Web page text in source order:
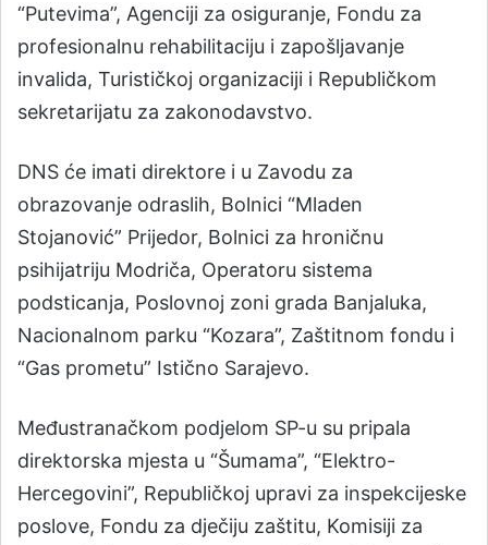
“Putevima”, Agenciji za osiguranje, Fondu za
profesionalnu rehabilitaciju i zapošljavanje
invalida, Turističkoj organizaciji i Republičkom
sekretarijatu za zakonodavstvo.
DNS će imati direktore i u Zavodu za
obrazovanje odraslih, Bolnici “Mladen
Stojanović” Prijedor, Bolnici za hroničnu
psihijatriju Modriča, Operatoru sistema
podsticanja, Poslovnoj zoni grada Banjaluka,
Nacionalnom parku “Kozara”, Zaštitnom fondu i
“Gas prometu” Istično Sarajevo.
Međustranačkom podjelom SP-u su pripala
direktorska mjesta u “Šumama”, “Elektro-
Hercegovini”, Republičkoj upravi za inspekcijeske
poslove, Fondu za dječiju zaštitu, Komisiji za